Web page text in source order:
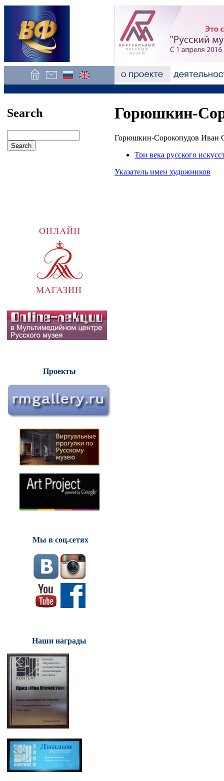
Search
Проекты
Мы в соц.сетях
Наши награды
Горюшкин-
Горюшкин-Сорокопудов Иван
Три века русского
Указатель имен художников